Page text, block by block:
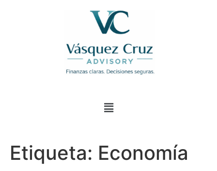
Etiqueta: Economía